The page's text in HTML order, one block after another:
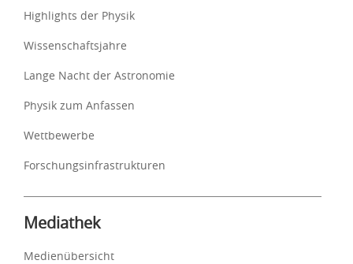
Highlights der Physik
Wissenschaftsjahre
Lange Nacht der Astronomie
Physik zum Anfassen
Wettbewerbe
Forschungsinfrastrukturen
Mediathek
Medienübersicht